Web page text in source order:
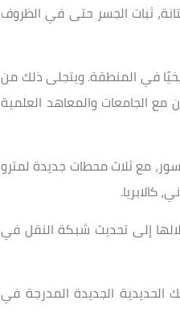
الفولاذية فائق المتانة، ثبات الجسر حتى في الظروف
تلك المسجلة تاريخيًا في المنطقة. ويتجلى ذلك من
مع الجامعات والمعاهد العلمية
والأنفاق والجسور، مع ثلاث محطات جديدة لمترو
كالابريا.
يورو، تهدف إيطاليا من خلالها إلى تحديث شبكة النقل في
500 كيلومتر من خطوط السكك الحديدية الجديدة المدرجة في